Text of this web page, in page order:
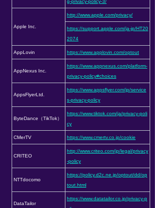
g-privacy-policy-3/
Apple Inc.
http://www.apple.com/privacy/
https://support.apple.com/ja-jp/HT20
2074
AppLovin https://www.applovin.com/optout
AppNexus Inc.
https://www.appnexus.com/platform-
privacy-policy#choices
AppsFlyerLtd.
https://www.appsflyer.com/jp/service
s-privacy-policy
ByteDance（TikTok）
https://www.tiktok.com/ja/privacy-poli
cy
CMerTV https://www.cmertv.co.jp/cookie
CRITEO
http://www.criteo.com/jp/legal/privacy
-policy
NTTdocomo
https://policy.d2c.ne.jp/optout/dd/op
tout.html
DataTailor
https://www.datatailor.co.jp/privacy-p